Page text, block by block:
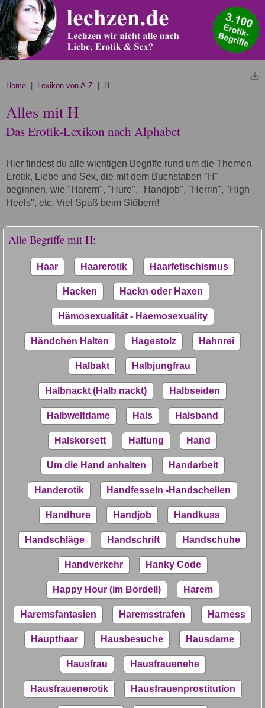
Home Lexikon von A-Z | H
Alles mit H
Das Erotik-Lexikon nach Alphabet
Hier findest du alle wichtigen Begriffe rund um die Themen
Erotik, Liebe und Sex, die mit dem Buchstaben "H"
beginnen, wie "Harem", "Hure", "Handjob", "Herrin", "High
Heels", etc. Viel Spaß beim Stöbern!
Alle Begriffe mit H:
Haar Haarerotik Haarfetischismus
Hacken Hackn oder Haxen
Hämosexualität - Haemosexuality
Händchen Halten Hagestolz Hahnrei
Halbakt Halbjungfrau
Halbnackt (Halb nackt) Halbseiden
Halbweltdame Hals Halsband
Halskorsett Haltung Hand
Um die Hand anhalten Handarbeit
Handerotik Handfesseln -Handschellen
Handhure Handjob Handkuss
Handschläge Handschrift Handschuhe
Handverkehr Hanky Code
Happy Hour (im Bordell) Harem
Haremsfantasien Haremsstrafen Harness
Haupthaar Hausbesuche Hausdame
Hausfrau Hausfrauenehe
Hausfrauenerotik Hausfrauenprostitution